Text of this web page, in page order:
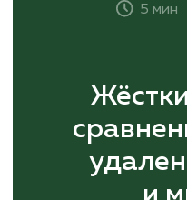
Жёсткие
и минусы
редактор 20×80, автор